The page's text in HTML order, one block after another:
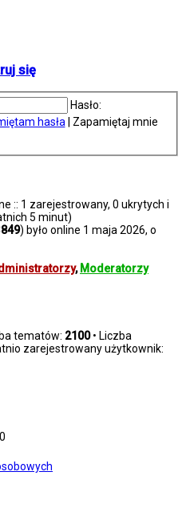
się
Hasło:
hasła
Zapamiętaj mnie
:: 1 zarejestrowany, 0 ukrytych i
5 minut)
) było online 1 maja 2026, o
, Moderatorzy
tematów: 2100• Liczba
zarejestrowany użytkownik: